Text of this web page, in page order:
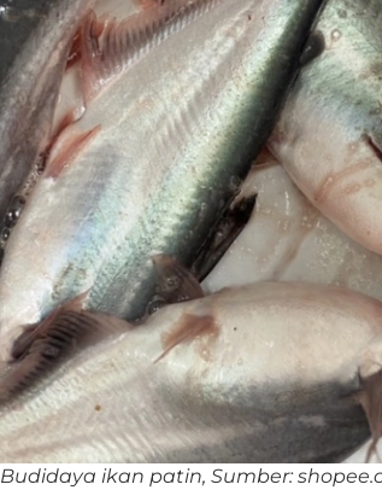
Budidaya ikan patin, Sumber: